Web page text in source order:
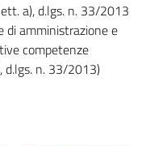
a), d.lgs. n. 33/2013
di amministrazione e
competenze
d.lgs. n. 33/2013)